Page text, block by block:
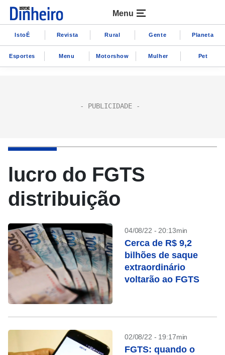
Menu
IstoÉ Revista Rural Gente Planeta
Esportes Menu Motorshow Mulher Pet
lucro do FGTS
distribuição
04/08/22 - 20:13min
Cerca de R$ 9,2
bilhões de saque
extraordinário
voltarão ao FGTS
02/08/22 - 19:17min
FGTS: quando o